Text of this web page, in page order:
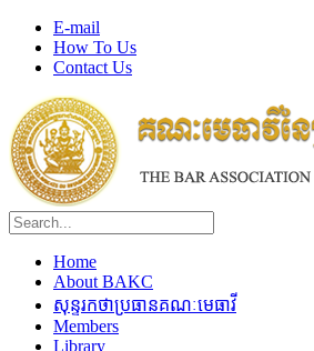
E-mail
How To Us
Contact Us
Home
About BAKC
សុន្ទរកថាប្រធានគណៈមេធាវី
Members
Library